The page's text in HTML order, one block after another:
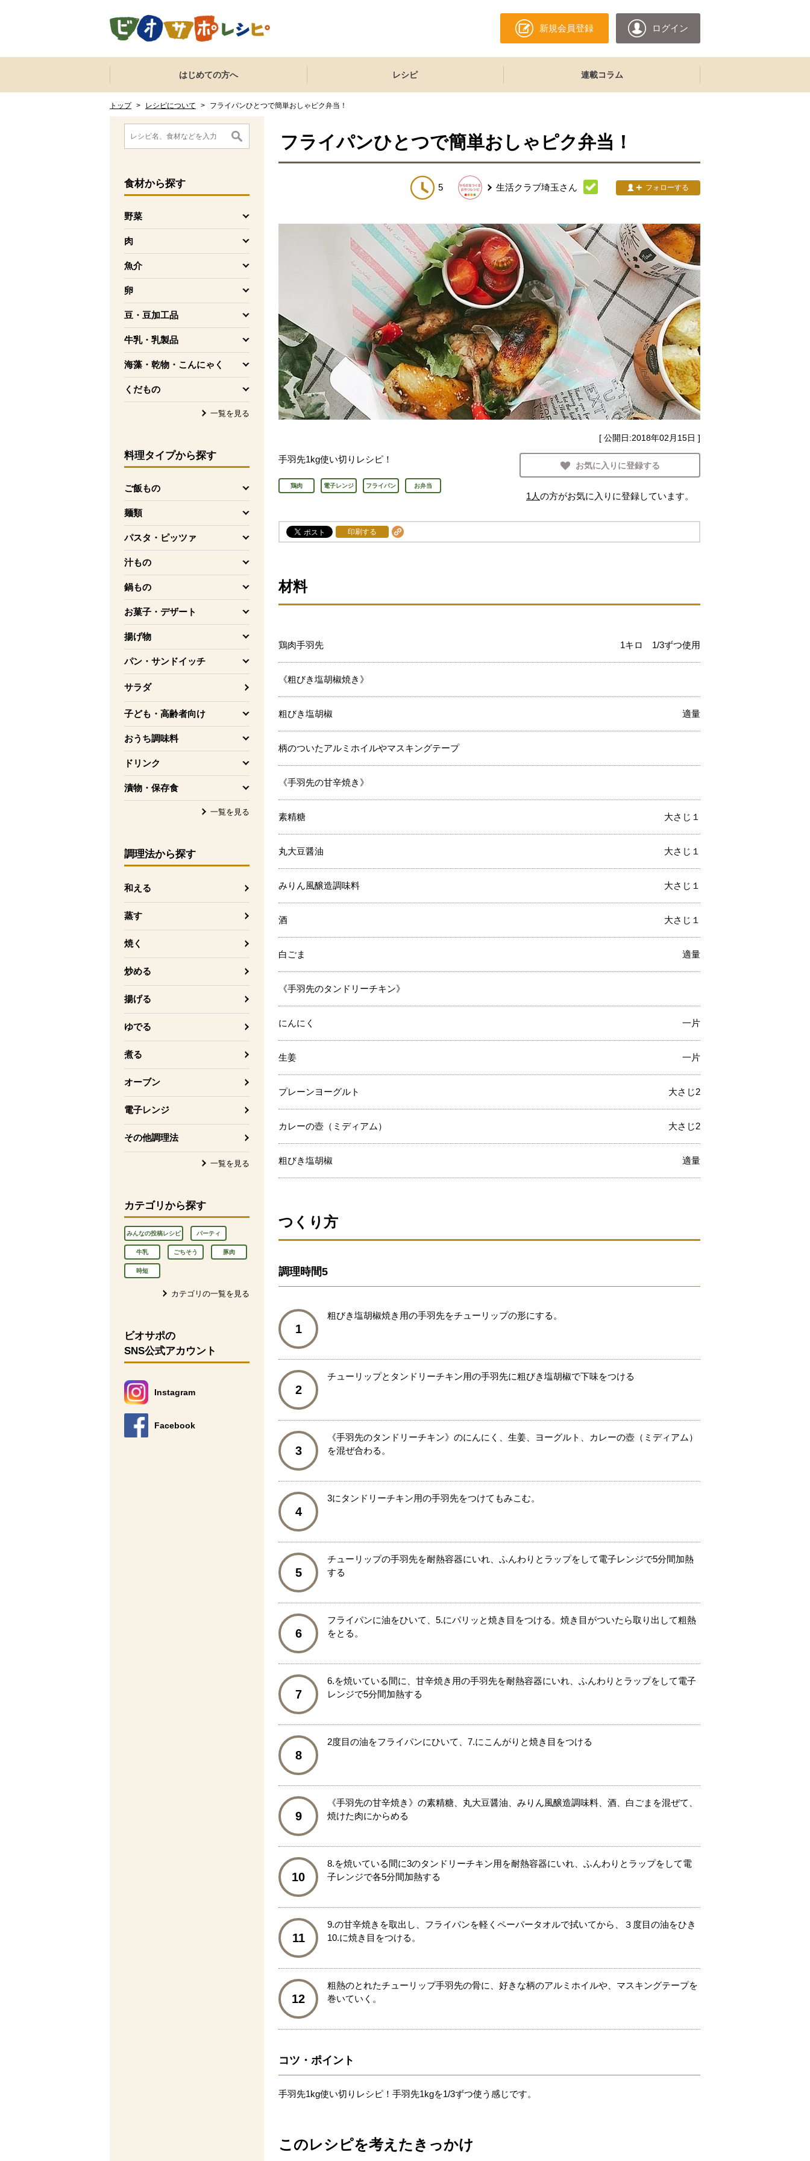
新規会員登録 ログイン
ここからサイト内共通メニューです。
サイト内共通メニューをスキップする
はじめての方へ レシピ 連載コラム
トップ > レシピについて > フライパンひとつで簡単おしゃピク弁当！
ここから消費材検索メニューです。
食材から探す
野菜
を開く
肉
を開く
魚介
を開く
卵
を開く
豆・豆加工品
を開く
牛乳・乳製品
を開く
海藻・乾物・こんにゃく
を開く
くだもの
を開く
一覧を見る
料理タイプから探す
ご飯もの
を開く
麺類
を開く
パスタ・ピッツァ
を開く
汁もの
を開く
鍋もの
を開く
お菓子・デザート
を開く
揚げ物
を開く
パン・サンドイッチ
を開く
サラダ
子ども・高齢者向け
を開く
おうち調味料
を開く
ドリンク
を開く
漬物・保存食
を開く
一覧を見る
調理法から探す
和える
蒸す
焼く
炒める
揚げる
ゆでる
煮る
オーブン
電子レンジ
その他調理法
一覧を見る
カテゴリから探す
みんなの投稿レシピ パーティ
牛乳 ごちそう 豚肉
時短
カテゴリの一覧を見る
消費材検索メニューここまで。
ここから本文です。
ビオサポの
SNS公式アカウント
Instagram
別のウィンドウで開きます。
Facebook
別のウィンドウで開きます。
フライパンひとつで簡単おしゃピク弁当！
5 生活クラブ埼玉 さん フォローする
[ 公開日:2018年02月15日 ]
手羽先1kg使い切りレシピ！
鶏肉 電子レンジ フライパン お弁当
お気に入りに登録する
1人の方がお気に入りに登録しています。
印刷する
材料
鶏肉手羽先 1キロ 1/3ずつ使用
《粗びき塩胡椒焼き》
粗びき塩胡椒 適量
柄のついたアルミホイルやマスキングテープ
《手羽先の甘辛焼き》
素精糖 大さじ１
丸大豆醤油 大さじ１
みりん風醸造調味料 大さじ１
酒 大さじ１
白ごま 適量
《手羽先のタンドリーチキン》
にんにく 一片
生姜 一片
プレーンヨーグルト 大さじ2
カレーの壺（ミディアム） 大さじ2
粗びき塩胡椒 適量
つくり方
調理時間5
1
粗びき塩胡椒焼き用の手羽先をチューリップの形にする。
2
チューリップとタンドリーチキン用の手羽先に粗びき塩胡椒で下味をつける
3
《手羽先のタンドリーチキン》のにんにく、生姜、ヨーグルト、カレーの壺（ミディアム）
を混ぜ合わる。
4
3にタンドリーチキン用の手羽先をつけてもみこむ。
5
チューリップの手羽先を耐熱容器にいれ、ふんわりとラップをして電子レンジで5分間加熱
する
6
フライパンに油をひいて、5.にパリッと焼き目をつける。焼き目がついたら取り出して粗熱
をとる。
7
6.を焼いている間に、甘辛焼き用の手羽先を耐熱容器にいれ、ふんわりとラップをして電子
レンジで5分間加熱する
8
2度目の油をフライパンにひいて、7.にこんがりと焼き目をつける
9
《手羽先の甘辛焼き》の素精糖、丸大豆醤油、みりん風醸造調味料、酒、白ごまを混ぜて、
焼けた肉にからめる
10
8.を焼いている間に3のタンドリーチキン用を耐熱容器にいれ、ふんわりとラップをして電
子レンジで各5分間加熱する
11
9.の甘辛焼きを取出し、フライパンを軽くペーパータオルで拭いてから、３度目の油をひき
10.に焼き目をつける。
12
粗熱のとれたチューリップ手羽先の骨に、好きな柄のアルミホイルや、マスキングテープを
巻いていく。
コツ・ポイント
手羽先1kg使い切りレシピ！手羽先1kgを1/3ずつ使う感じです。
このレシピを考えたきっかけ